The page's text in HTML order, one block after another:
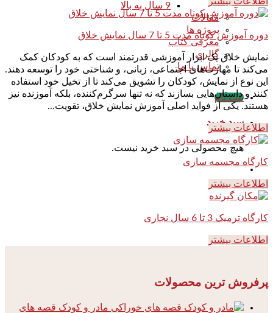
9 سال به بالا
مقالات
پروژه ها
معرفی کتاب
گالری
تماس با ما
ثبت نام
سبد خرید
هیچ محصولی در سبد خرید نیست.
دوره آموزش کوتاه مدت 5 تا 7 سال نمایش خلاق
نمایش خلاق یک ابزار آموزشی قدرتمند است که به کودکان کمک
می‌کند تا مهارت‌های اجتماعی، زبانی، و شناختی خود را توسعه دهند.
این نوع از نمایش، کودکان را تشویق می‌کند تا از تخیل خود استفاده
کنند و داستان‌هایی بسازند که نه تنها سرگرم‌کننده، بلکه آموزنده نیز
هستند. یکی از فواید اصلی آموزش نمایش خلاق، تقویت...
اطلاعات بیشتر
کارگاه مجسمه سازی
اطلاعات بیشتر
کارگاه ترمیک 3 تا 6 سال نجاری
اطلاعات بیشتر
پرفروش ترین محصولات
مادر و کودک قصه های